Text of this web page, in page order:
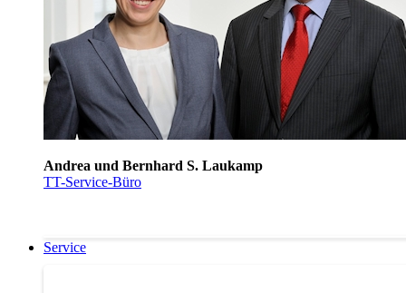
Andrea und Bernhard S. Laukamp
TT-Service-Büro
Service